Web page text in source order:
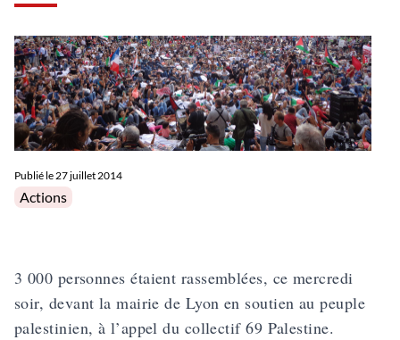
Publié le27 juillet 2014
Posted in
Actions
3 000 personnes étaient rassemblées, ce mercredi
soir, devant la mairie de Lyon en soutien au peuple
palestinien, à l’appel du collectif 69 Palestine.